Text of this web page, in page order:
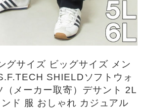
グサイズ ビッグサイズ メン
SHIELDソフトウォ
（メーカー取寄）デサント 2L
ド 服 おしゃれ カジュアル